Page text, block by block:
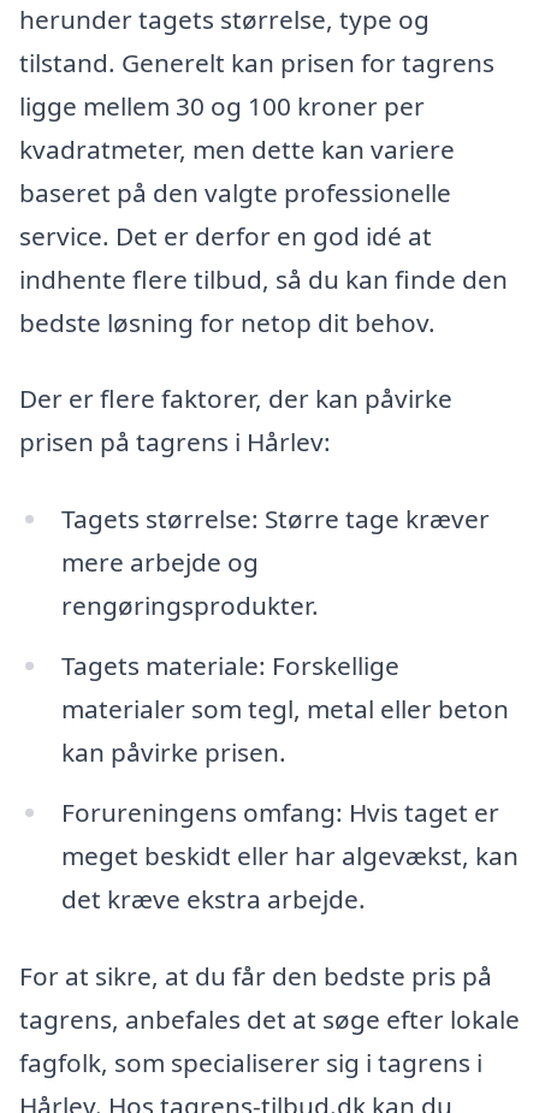
herunder tagets størrelse, type og
tilstand. Generelt kan prisen for tagrens
ligge mellem 30 og 100 kroner per
kvadratmeter, men dette kan variere
baseret på den valgte professionelle
service. Det er derfor en god idé at
indhente flere tilbud, så du kan finde den
bedste løsning for netop dit behov.
Der er flere faktorer, der kan påvirke
prisen på tagrens i Hårlev:
Tagets størrelse: Større tage kræver
mere arbejde og
rengøringsprodukter.
Tagets materiale: Forskellige
materialer som tegl, metal eller beton
kan påvirke prisen.
Forureningens omfang: Hvis taget er
meget beskidt eller har algevækst, kan
det kræve ekstra arbejde.
For at sikre, at du får den bedste pris på
tagrens, anbefales det at søge efter lokale
fagfolk, som specialiserer sig i tagrens i
Hårlev. Hos tagrens-tilbud.dk kan du